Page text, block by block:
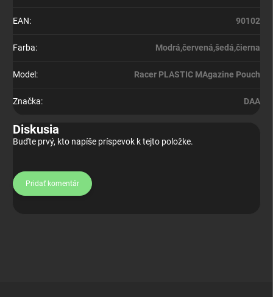
EAN: 90102
Farba: Modrá,červená,šedá,čierna
Model : Racer PLASTIC MAgazine Pouch
Značka: DAA
Diskusia
Buďte prvý, kto napíše príspevok k tejto položke.
Pridať komentár